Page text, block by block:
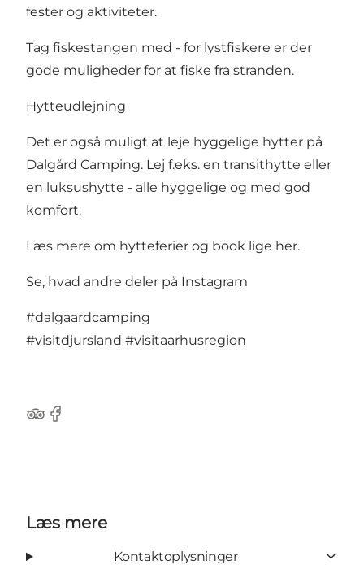
fester og aktiviteter.
Tag fiskestangen med - for lystfiskere er der
gode muligheder for at fiske fra stranden.
Hytteudlejning
Det er også muligt at leje hyggelige hytter på
Dalgård Camping. Lej f.eks. en transithytte eller
en luksushytte - alle hyggelige og med god
komfort.
Læs mere om hytteferier og book lige her.
Se, hvad andre deler på Instagram
#dalgaardcamping
#visitdjursland #visitaarhusregion
TripAdvisor
Facebook
Læs mere
Kontaktoplysninger